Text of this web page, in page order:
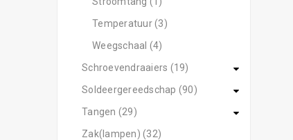
Temperatuur (3)
Weegschaal (4)
Schroevendraaiers (19)
Soldeergereedschap (90)
Tangen (29)
Zak(lampen) (32)